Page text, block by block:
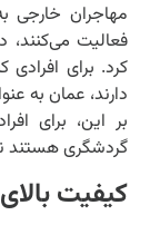
مهاجران
فعالیت می‌کنند،
کرد. برای
دارند، عمان به
بر این، برای
گردشگری هستند
کیفیت